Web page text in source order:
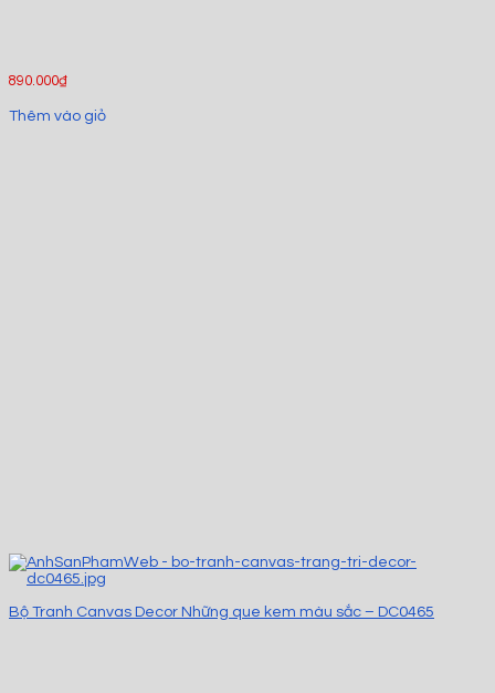
890.000₫
Thêm vào giỏ
Bộ Tranh Canvas Decor Những que kem màu sắc – DC0465